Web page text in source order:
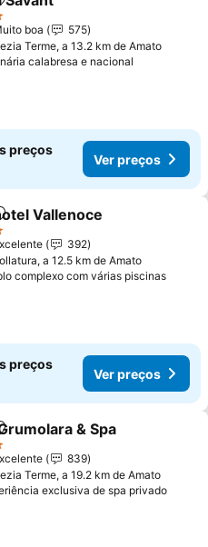
aos favoritos
boa
575
Terme, a 13.2 km de Amato
calabresa e nacional
preços
Ver preços
aos favoritos
Vallenoce
392
a 12.5 km de Amato
complexo com várias piscinas
preços
Ver preços
aos favoritos
& Spa
839
Terme, a 19.2 km de Amato
exclusiva de spa privado